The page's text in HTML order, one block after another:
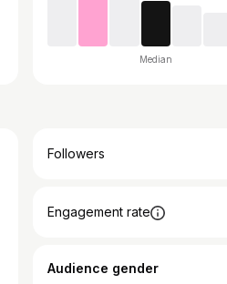
Median
Followers
Engagement rate
Audience gender